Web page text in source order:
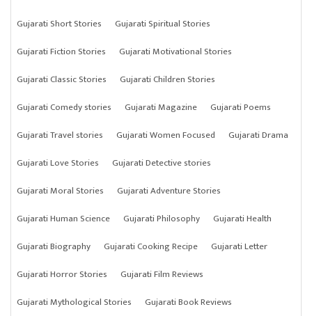
Gujarati Short Stories
Gujarati Spiritual Stories
Gujarati Fiction Stories
Gujarati Motivational Stories
Gujarati Classic Stories
Gujarati Children Stories
Gujarati Comedy stories
Gujarati Magazine
Gujarati Poems
Gujarati Travel stories
Gujarati Women Focused
Gujarati Drama
Gujarati Love Stories
Gujarati Detective stories
Gujarati Moral Stories
Gujarati Adventure Stories
Gujarati Human Science
Gujarati Philosophy
Gujarati Health
Gujarati Biography
Gujarati Cooking Recipe
Gujarati Letter
Gujarati Horror Stories
Gujarati Film Reviews
Gujarati Mythological Stories
Gujarati Book Reviews